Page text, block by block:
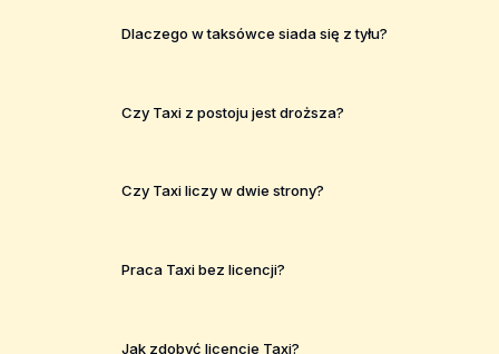
Dlaczego w taksówce siada się z tyłu?
Czy Taxi z postoju jest droższa?
Czy Taxi liczy w dwie strony?
Praca Taxi bez licencji?
Jak zdobyć licencje Taxi?